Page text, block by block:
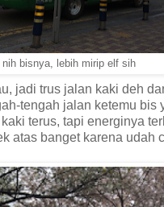
nih bisnya, lebih mirip elf sih
jadi trus jalan kaki deh
tengah jalan ketemu bis
terus, tapi energinya
atas banget karena udah